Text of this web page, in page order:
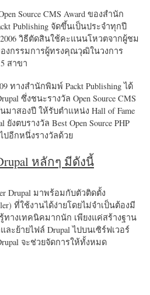
Source CMS Award ของสำนัก
Publishing จัดขึ้นเป็นประจำทุกปี
วิธีตัดสินใช้คะแนนโหวตจากผู้ชม
งกรรมการผู้ทรงคุณวุฒิในวงการ
สาขา
ทางสำนักพิมพ์ Packt Publishing ได้
ซึ่งชนะรางวัล Open Source CMS
มาสองปี ให้รับตำแหน่ง Hall of Fame
งตบรางวัล Best Open Source PHP
ปอีกหนึ่งรางวัลด้วย
หลักๆ มีดังนี้
Drupal มาพร้อมกับตัวติดตั้ง
ที่ใช้งานได้ง่ายโดยไม่จำเป็นต้องมี
ทางเทคนิคมากนัก เพียงแค่สร้างฐาน
ละย้ายไฟล์ Drupal ไปบนเซิร์ฟเวอร์
จะช่วยจัดการให้ทั้งหมด